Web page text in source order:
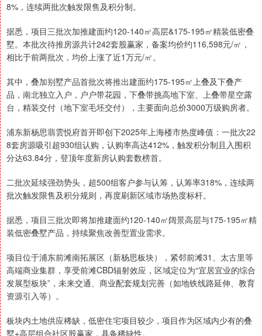
8%，连续两批次触发限售及积分制。
据悉，项目三批次加推建面约120-140㎡高层&175-195㎡精装低密叠
墅。本批次待推房源共计242套股赢家，备案均价约116,598元/㎡，
相比于前两批次，均价上涨了近1万元/㎡。
其中，叠加别墅产品首批次将推出建面约175-195㎡上叠及下叠产
品，南北独立入户，户户带花园，下叠带挑高地下室、上叠带星空露
台，精装交付（地下室毛坯交付），主要面向总价3000万级购房者。
浦东新杨思翡雲悦府首开即创下2025年上海楼市热度峰值：一批次22
8套房源吸引超930组认购，认购率高达412%，触发积分制且入围积
分达63.84分，登顶年度新房认购套数榜首。
二批次延续强劲势头，超500组客户参与认筹，认筹率318%，连续两
批次触发限售及积分规则，再度刷新区域市场热度标杆。
据悉，项目三批次即将加推建面约120-140㎡阔景高层与175-195㎡精
装低密叠墅产品，持续聚焦改善型置业需求。
项目位于浦东前滩南拓展区（新杨思板块），紧邻前滩31、太古里等
高端商业集群，享受前滩CBD辐射效应，区域定位为“宜居宜业的综合
发展型板块”，未来交通、商业配套规划完善（如地铁线路延伸、教育
资源引入等）。
板块内土地供应稀缺，低密住宅项目较少，项目作为区域内少有的叠
墅+高层组合社区股赢家，具备稀缺性。